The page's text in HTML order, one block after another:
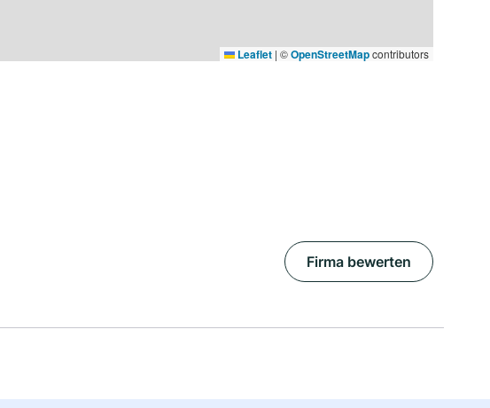
Leaflet | ©OpenStreetMapcontributors
Firma bewerten